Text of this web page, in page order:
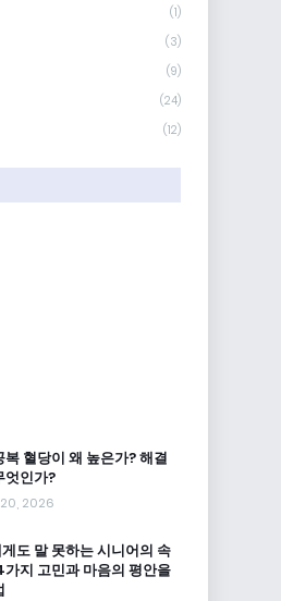
(1)
(3)
(9)
(24)
(12)
복 혈당이 왜 높은가? 해결
엇인가?
2026
도 말 못하는 시니어의 속
가지 고민과 마음의 평안을